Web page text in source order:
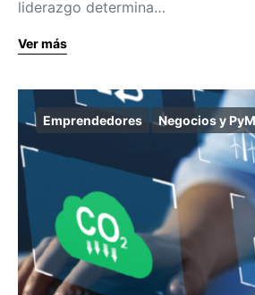
liderazgo determina…
Ver más
Emprendedores Negocios y